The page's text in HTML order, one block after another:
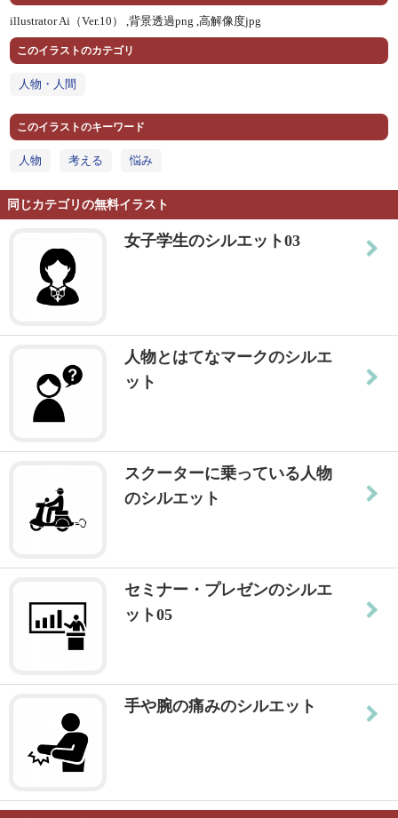
illustrator Ai（Ver.10） ,背景透過png ,高解像度jpg
このイラストのカテゴリ
人物・人間
このイラストのキーワード
人物 考える 悩み
同じカテゴリの無料イラスト
女子学生のシルエット03
人物とはてなマークのシルエ
ット
スクーターに乗っている人物
のシルエット
セミナー・プレゼンのシルエ
ット05
手や腕の痛みのシルエット